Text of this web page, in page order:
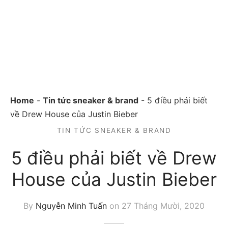
Home - Tin tức sneaker & brand - 5 điều phải biết
về Drew House của Justin Bieber
TIN TỨC SNEAKER & BRAND
5 điều phải biết về Drew
House của Justin Bieber
By Nguyễn Minh Tuấn on 27 Tháng Mười, 2020